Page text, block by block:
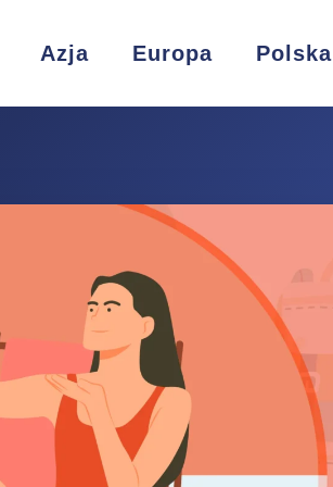
Azja Europa Polska